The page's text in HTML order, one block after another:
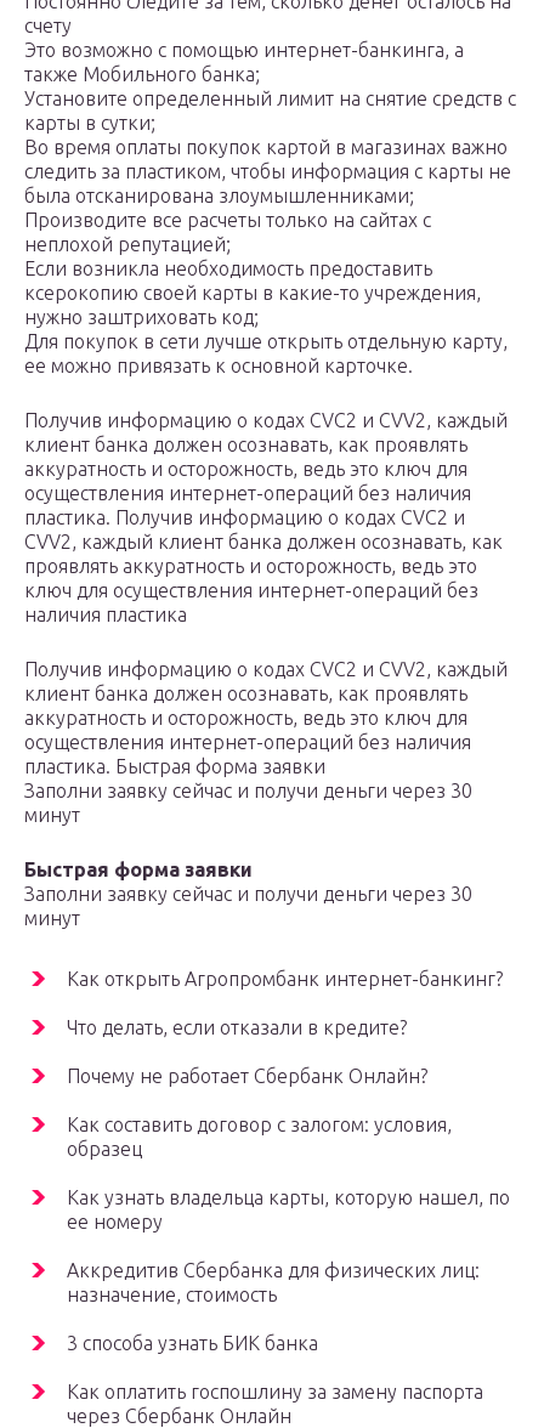
счету
Это возможно с помощью интернет-банкинга, а
также Мобильного банка;
Установите определенный лимит на снятие средств с
карты в сутки;
Во время оплаты покупок картой в магазинах важно
следить за пластиком, чтобы информация с карты не
была отсканирована злоумышленниками;
Производите все расчеты только на сайтах с
неплохой репутацией;
Если возникла необходимость предоставить
ксерокопию своей карты в какие-то учреждения,
нужно заштриховать код;
Для покупок в сети лучше открыть отдельную карту,
ее можно привязать к основной карточке.
Получив информацию о кодах CVC2 и CVV2, каждый
клиент банка должен осознавать, как проявлять
аккуратность и осторожность, ведь это ключ для
осуществления интернет-операций без наличия
пластика. Получив информацию о кодах CVC2 и
CVV2, каждый клиент банка должен осознавать, как
проявлять аккуратность и осторожность, ведь это
ключ для осуществления интернет-операций без
наличия пластика
Получив информацию о кодах CVC2 и CVV2, каждый
клиент банка должен осознавать, как проявлять
аккуратность и осторожность, ведь это ключ для
осуществления интернет-операций без наличия
пластика. Быстрая форма заявки
Заполни заявку сейчас и получи деньги через 30
минут
Быстрая форма заявки
Заполни заявку сейчас и получи деньги через 30
минут
Как открыть Агропромбанк интернет-банкинг?
Что делать, если отказали в кредите?
Почему не работает Сбербанк Онлайн?
Как составить договор с залогом: условия,
образец
Как узнать владельца карты, которую нашел, по
ее номеру
Аккредитив Сбербанка для физических лиц:
назначение, стоимость
3 способа узнать БИК банка
Как оплатить госпошлину за замену паспорта
через Сбербанк Онлайн